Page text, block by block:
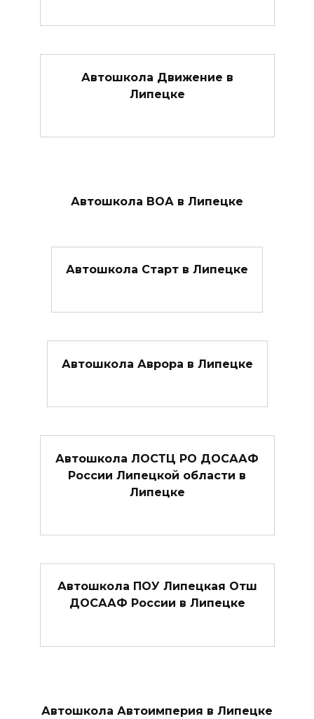
Автошкола Движение в
Липецке
Автошкола ВОА в Липецке
Автошкола Старт в Липецке
Автошкола Аврора в Липецке
Автошкола ЛОСТЦ РО ДОСААФ
России Липецкой области в
Липецке
Автошкола ПОУ Липецкая Отш
ДОСААФ России в Липецке
Автошкола Автоимперия в Липецке